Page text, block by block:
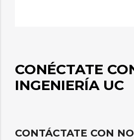
CONÉCTATE
INGENIERÍA UC
CONTÁCTATE CON